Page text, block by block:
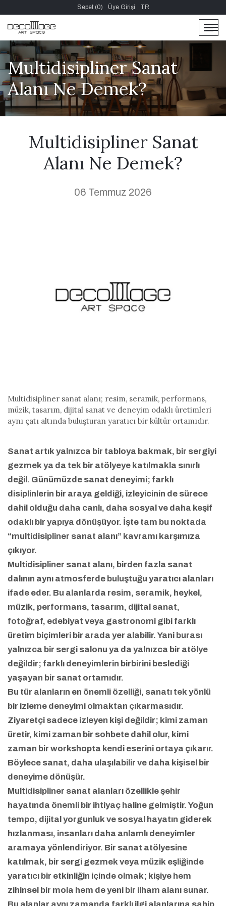
Sepet (0) Üye Girişi TR
Multidisipliner Sanat
Alanı Ne Demek?
Multidisipliner Sanat
Alanı Ne Demek?
06 Temmuz 2026
Multidisipliner sanat alanı; resim, seramik, performans,
müzik, tasarım, dijital sanat ve deneyim odaklı üretimleri
aynı çatı altında buluşturan yaratıcı bir kültür ortamıdır.
Sanat artık yalnızca bir tabloya bakmak, bir sergiyi
gezmek ya da tek bir atölyeye katılmakla sınırlı
değil. Günümüzde sanat deneyimi; farklı
disiplinlerin bir araya geldiği, izleyicinin de sürece
dahil olduğu daha canlı, daha sosyal ve daha keşif
odaklı bir yapıya dönüşüyor. İşte tam bu noktada
“multidisipliner sanat alanı” kavramı karşımıza
çıkıyor.
Multidisipliner sanat alanı, birden fazla sanat
dalının aynı atmosferde buluştuğu yaratıcı alanları
ifade eder. Bu alanlarda resim, seramik, heykel,
müzik, performans, tasarım, dijital sanat,
fotoğraf, edebiyat veya gastronomi gibi farklı
üretim biçimleri bir arada yer alabilir. Yani burası
yalnızca bir sergi salonu ya da yalnızca bir atölye
değildir; farklı deneyimlerin birbirini beslediği
yaşayan bir sanat ortamıdır.
Bu tür alanların en önemli özelliği, sanatı tek yönlü
bir izleme deneyimi olmaktan çıkarmasıdır.
Ziyaretçi sadece izleyen kişi değildir; kimi zaman
üretir, kimi zaman bir sohbete dahil olur, kimi
zaman bir workshopta kendi eserini ortaya çıkarır.
Böylece sanat, daha ulaşılabilir ve daha kişisel bir
deneyime dönüşür.
Multidisipliner sanat alanları özellikle şehir
hayatında önemli bir ihtiyaç haline gelmiştir. Yoğun
tempo, dijital yorgunluk ve sosyal hayatın giderek
hızlanması, insanları daha anlamlı deneyimler
aramaya yönlendiriyor. Bir sanat atölyesine
katılmak, bir sergi gezmek veya müzik eşliğinde
yaratıcı bir etkinliğin içinde olmak; kişiye hem
zihinsel bir mola hem de yeni bir ilham alanı sunar.